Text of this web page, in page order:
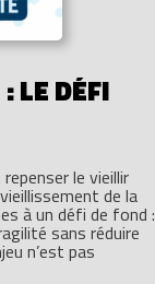
LE DÉFI
le vieillir
de la
à un défi de fond :
sans réduire
n’est pas